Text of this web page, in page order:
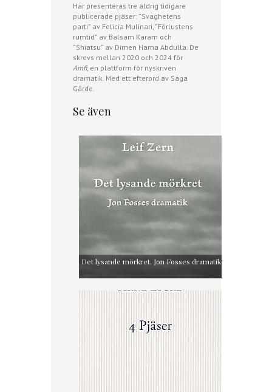
Här presenteras tre aldrig tidigare
publicerade pjäser: ”Svaghetens
parti” av Felicia Mulinari, ”Förlustens
rumtid” av Balsam Karam och
”Shiatsu” av Dimen Hama Abdulla. De
skrevs mellan 2020 och 2024 för
Amfi, en plattform för nyskriven
dramatik. Med ett efterord av Saga
Gärde.
Se även
Det lysande mörkret. Jon Fosses dramatik